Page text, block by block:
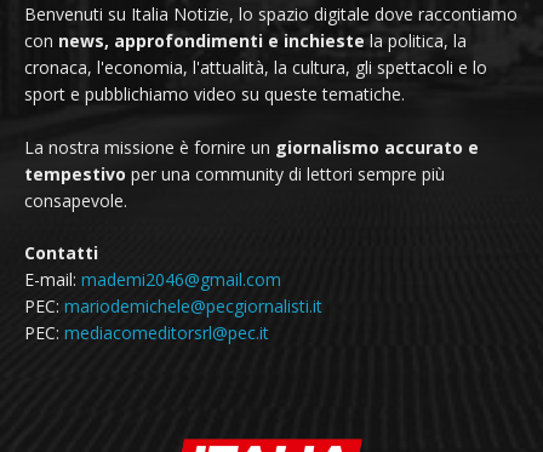
Benvenuti su Italia Notizie, lo spazio digitale dove raccontiamo
con news, approfondimenti e inchieste la politica, la
cronaca, l'economia, l'attualità, la cultura, gli spettacoli e lo
sport e pubblichiamo video su queste tematiche.
La nostra missione è fornire un giornalismo accurato e
tempestivo per una community di lettori sempre più
consapevole.
Contatti
E-mail: mademi2046@gmail.com
PEC: mariodemichele@pecgiornalisti.it
PEC: mediacomeditorsrl@pec.it